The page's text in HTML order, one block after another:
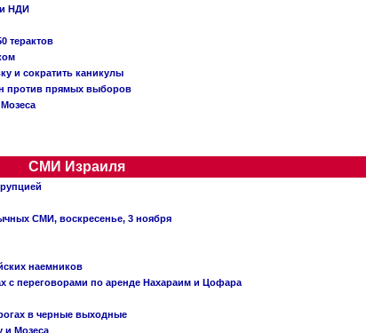
НДИ
терактов
и сократить каникулы
против прямых выборов
СМИ Израиля
СМИ, воскресенье, 3 ноября
наемников
с переговорами по аренде Нахараим и Цофара
в черные выходные
и Мозеса